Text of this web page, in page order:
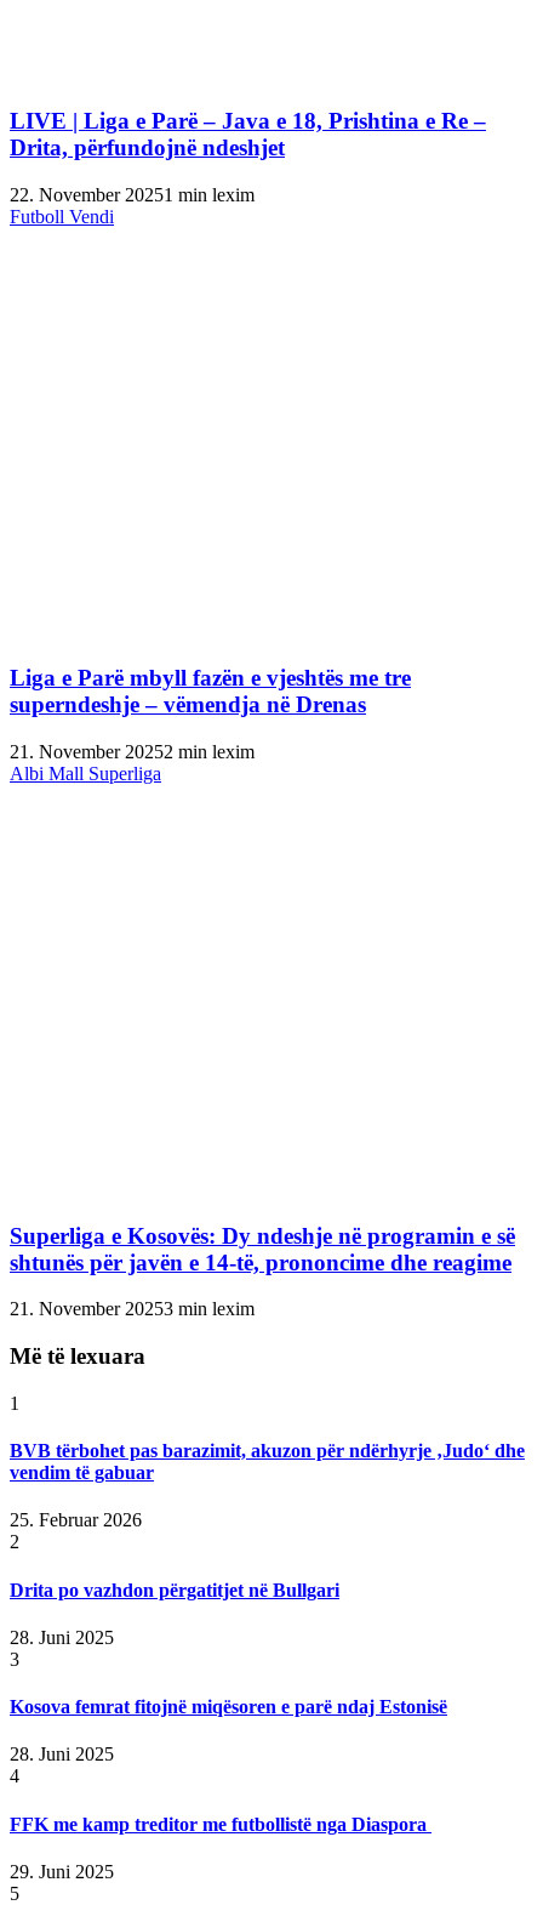
LIVE | Liga e Parë – Java e 18, Prishtina e Re –
Drita, përfundojnë ndeshjet
22. November 20251 min lexim
Futboll Vendi
Liga e Parë mbyll fazën e vjeshtës me tre
superndeshje – vëmendja në Drenas
21. November 20252 min lexim
Albi Mall Superliga
Superliga e Kosovës: Dy ndeshje në programin e së
shtunës për javën e 14-të, prononcime dhe reagime
21. November 20253 min lexim
Më të lexuara
1
BVB tërbohet pas barazimit, akuzon për ndërhyrje ‚Judo‘ dhe
vendim të gabuar
25. Februar 2026
2
Drita po vazhdon përgatitjet në Bullgari
28. Juni 2025
3
Kosova femrat fitojnë miqësoren e parë ndaj Estonisë
28. Juni 2025
4
FFK me kamp treditor me futbollistë nga Diaspora
29. Juni 2025
5